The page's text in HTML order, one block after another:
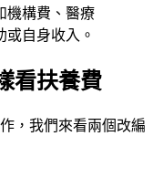
機構費、醫療
自身收入。
看扶養費
，我們來看兩個改編